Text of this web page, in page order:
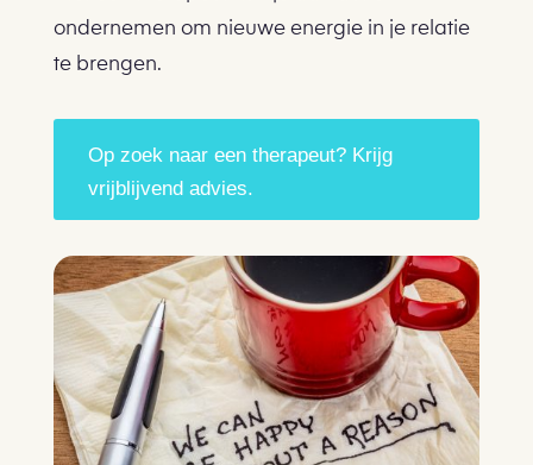
ondernemen om nieuwe energie in je relatie
te brengen.
Op zoek naar een therapeut? Krijg
vrijblijvend advies.